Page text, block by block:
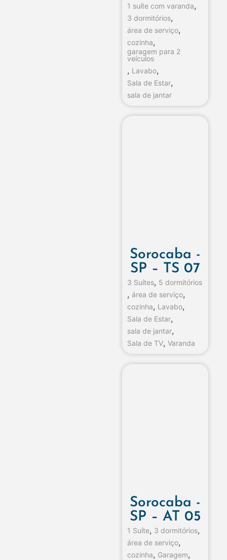
1 suíte com varanda,
3 dormitórios,
área de serviço,
cozinha,
garagem para 2
veículos
, Lavabo,
Sala de Estar,
sala de jantar
Sorocaba -
SP – TS 07
3 Suítes, 5 dormitórios
, área de serviço,
cozinha, Lavabo,
Sala de Estar,
sala de jantar,
Sala de TV, Varanda
Sorocaba -
SP – AT 05
1 Suíte, 3 dormitórios,
área de serviço,
cozinha, Garagem,